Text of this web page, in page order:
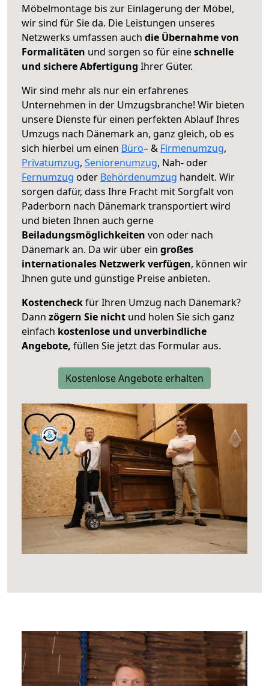
Möbelmontage bis zur Einlagerung der Möbel,
wir sind für Sie da. Die Leistungen unseres
Netzwerks umfassen auch die Übernahme von
Formalitäten und sorgen so für eineschnelle
und sichere Abfertigung Ihrer Güter.
Wir sind mehr als nur ein erfahrenes
Unternehmen in der Umzugsbranche! Wir bieten
unsere Dienste für einen perfekten Ablauf Ihres
Umzugs nach Dänemark an, ganz gleich, ob es
sich hierbei um einen Büro– & Firmenumzug,
Privatumzug, Seniorenumzug, Nah- oder
Fernumzug oder Behördenumzug handelt. Wir
sorgen dafür, dass Ihre Fracht mit Sorgfalt von
Paderborn nach Dänemark transportiert wird
und bieten Ihnen auch gerne
Beiladungsmöglichkeiten von oder nach
Dänemark an. Da wir über ein großes
internationales Netzwerk verfügen, können wir
Ihnen gute und günstige Preise anbieten.
Kostencheckfür Ihren Umzug nach Dänemark?
Dann zögern Sie nicht und holen Sie sich ganz
einfach kostenlose und unverbindliche
Angebote, füllen Sie jetzt das Formular aus.
Kostenlose Angebote erhalten